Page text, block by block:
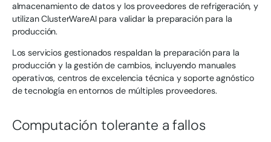
almacenamiento de datos y los proveedores de refrigeración, y
utilizan ClusterWareAI para validar la preparación para la
producción.
Los servicios gestionados respaldan la preparación para la
producción y la gestión de cambios, incluyendo manuales
operativos, centros de excelencia técnica y soporte agnóstico
de tecnología en entornos de múltiples proveedores.
Computación tolerante a fallos